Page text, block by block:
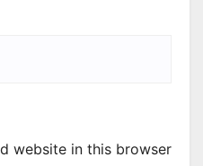
website in this browser